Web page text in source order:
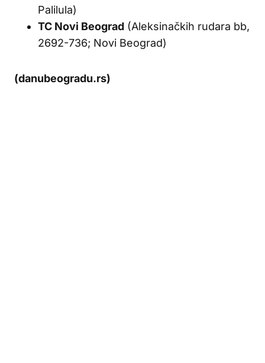
Palilula)
TC Novi Beograd (Aleksinačkih rudara bb,
2692-736; Novi Beograd)
(danubeogradu.rs)